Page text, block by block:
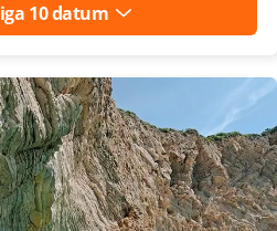
10 datum